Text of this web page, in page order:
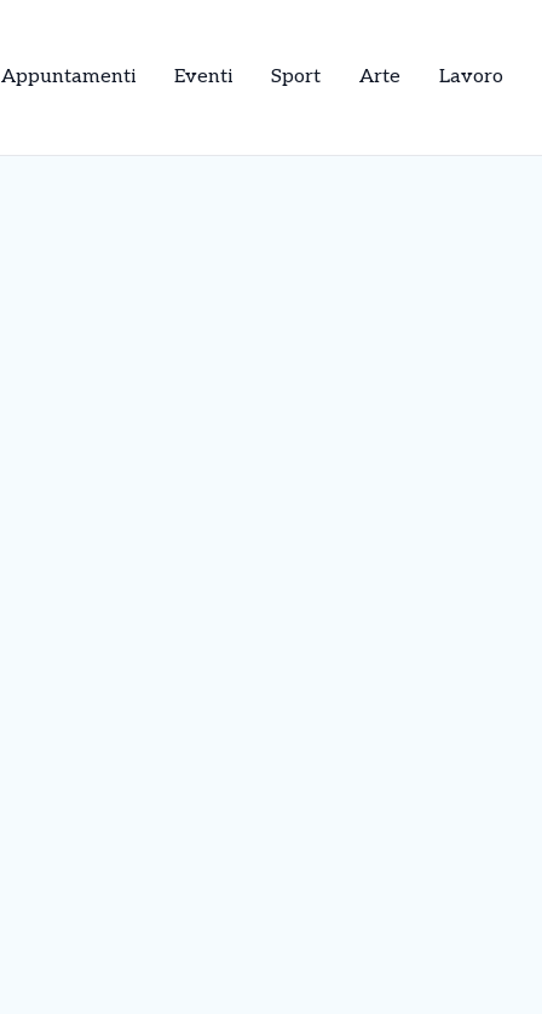
Appuntamenti Eventi Sport Arte Lavoro